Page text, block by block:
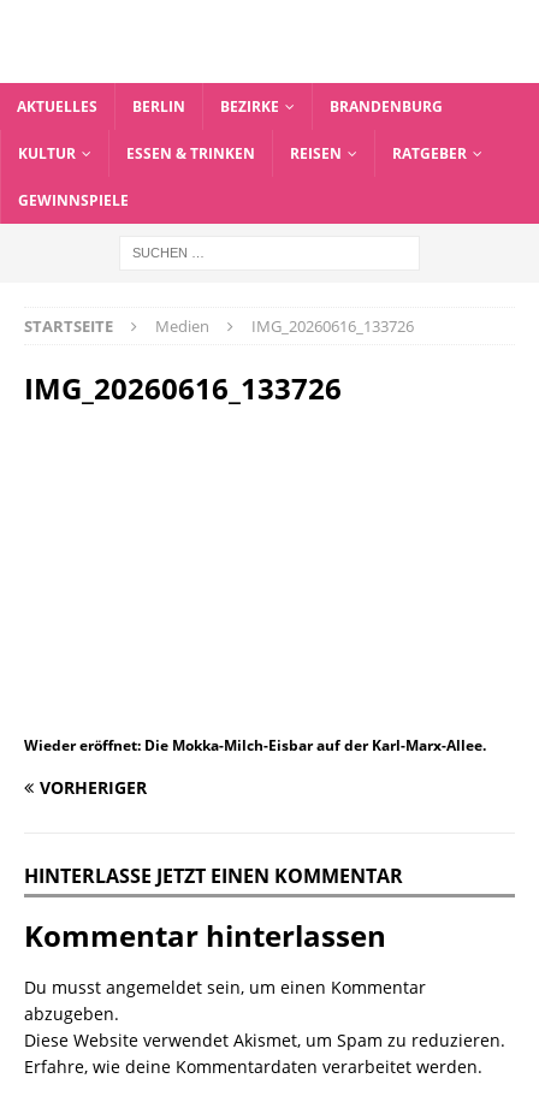
AKTUELLES BERLIN BEZIRKE BRANDENBURG
KULTUR ESSEN & TRINKEN REISEN RATGEBER
GEWINNSPIELE
STARTSEITE Medien IMG_20260616_133726
IMG_20260616_133726
Wieder eröffnet: Die Mokka-Milch-Eisbar auf der Karl-Marx-Allee.
VORHERIGER
HINTERLASSE JETZT EINEN KOMMENTAR
Kommentar hinterlassen
Du musst angemeldet sein, um einen Kommentar
abzugeben.
Diese Website verwendet Akismet, um Spam zu reduzieren.
Erfahre, wie deine Kommentardaten verarbeitet werden.